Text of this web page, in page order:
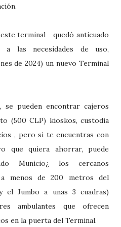
terminal
quedó anticuado
a las necesidades de uso,
de 2024) un nuevo Terminal
se pueden encontrar cajeros
(500 CLP) kioskos, custodia
, pero si te encuentras con
que quiera ahorrar, puede
Municio¿ los cercanos
a menos de 200 metros del
el Jumbo a unas 3 cuadras)
ambulantes que ofrecen
en la puerta del Terminal.